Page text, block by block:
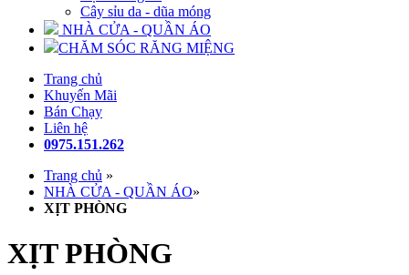
Cây sỉu da - dũa móng
NHÀ CỬA - QUẦN ÁO
CHĂM SÓC RĂNG MIỆNG
Trang chủ
Khuyến Mãi
Bán Chạy
Liên hệ
0975.151.262
Trang chủ »
NHÀ CỬA - QUẦN ÁO»
XỊT PHÒNG
XỊT PHÒNG